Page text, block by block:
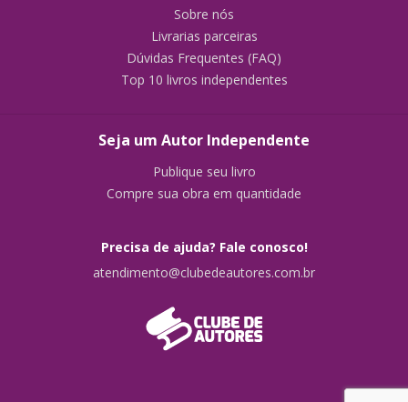
Sobre nós
Livrarias parceiras
Dúvidas Frequentes (FAQ)
Top 10 livros independentes
Seja um Autor Independente
Publique seu livro
Compre sua obra em quantidade
Precisa de ajuda? Fale conosco!
atendimento@clubedeautores.com.br